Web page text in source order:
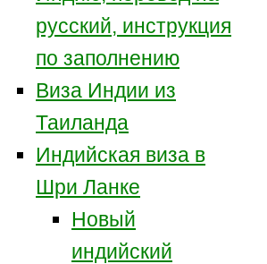
русский, инструкция
по заполнению
Виза Индии из
Таиланда
Индийская виза в
Шри Ланке
Новый
индийский